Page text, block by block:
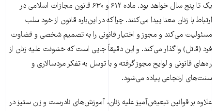
یک تا پنج سال خواهد بود. ماده ۶۱۲ و ۶۳۰ قانون مجازات اسلامی در
ارتباط با زنان معنا پیدا می‌کنند. چرا که در این‌باره قانون از خود سلب
مسئولیت می‌کند و مجوز و اختیار قانونی را به تصمیم شخصی و قضاوت
فرد (قاتل) واگذار می‌کند. و این دقیقاً جایی است که خشونت علیه زنان از
راه‌های قانونی و لوایح مجوز گرفته و با توسل به تفکر مردسالاری و
سنت‌های ارتجاعی پیاده می‌شود.
علاوه بر قوانین تبعیض‌آمیز علیه زنان، آموزش‌های نادرست و زن ستیز در